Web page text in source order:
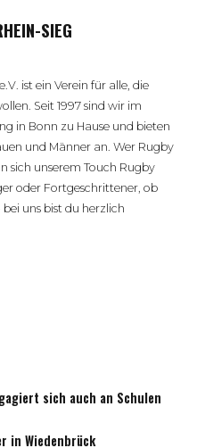
SIEG
ist ein Verein für alle, die
Seit 1997 sind wir im
in Bonn zu Hause und bieten
und Männer an. Wer Rugby
sich unserem Touch Rugby
oder Fortgeschrittener, ob
uns bist du herzlich
sich auch an Schulen
in Wiedenbrück